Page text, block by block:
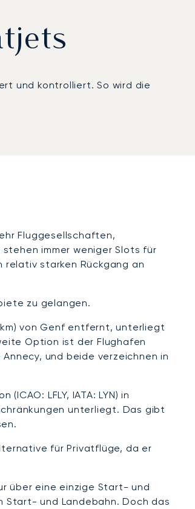
und kontrolliert. So wird die
Fluggesellschaften,
stehen immer weniger Slots für
relativ starken Rückgang an
zu gelangen.
km) von Genf entfernt, unterliegt
Option ist der Flughafen
und beide verzeichnen in
LFLY, IATA: LYN) in
unterliegt. Das gibt
für Privatflüge, da er
über eine einzige Start- und
Start- und Landebahn. Doch das